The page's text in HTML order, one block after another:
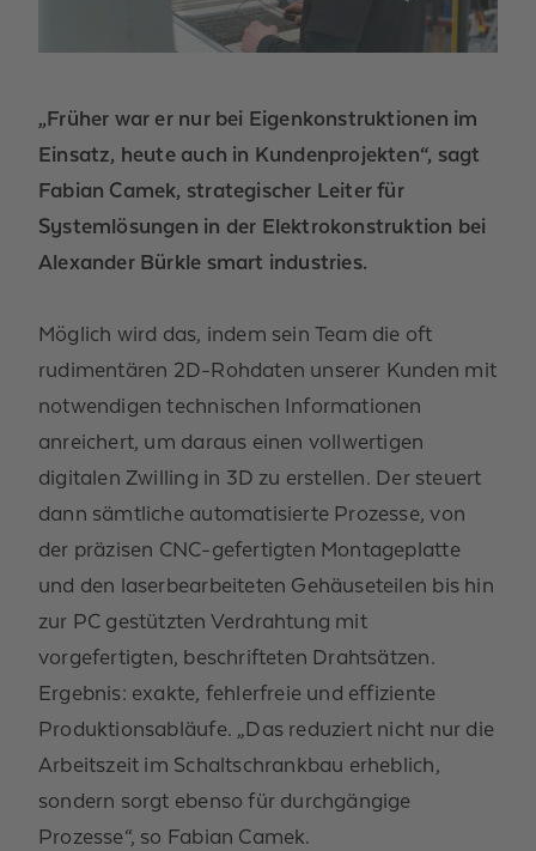
„Früher war er nur bei Eigenkonstruktionen im
Einsatz, heute auch in Kundenprojekten“, sagt
Fabian Camek, strategischer Leiter für
Systemlösungen in der Elektrokonstruktion bei
Alexander Bürkle smart industries.
Möglich wird das, indem sein Team die oft
rudimentären 2D-Rohdaten unserer Kunden mit
notwendigen technischen Informationen
anreichert, um daraus einen vollwertigen
digitalen Zwilling in 3D zu erstellen. Der steuert
dann sämtliche automatisierte Prozesse, von
der präzisen CNC-gefertigten Montageplatte
und den laserbearbeiteten Gehäuseteilen bis hin
zur PC gestützten Verdrahtung mit
vorgefertigten, beschrifteten Drahtsätzen.
Ergebnis: exakte, fehlerfreie und effiziente
Produktionsabläufe. „Das reduziert nicht nur die
Arbeitszeit im Schaltschrankbau erheblich,
sondern sorgt ebenso für durchgängige
Prozesse“, so Fabian Camek.